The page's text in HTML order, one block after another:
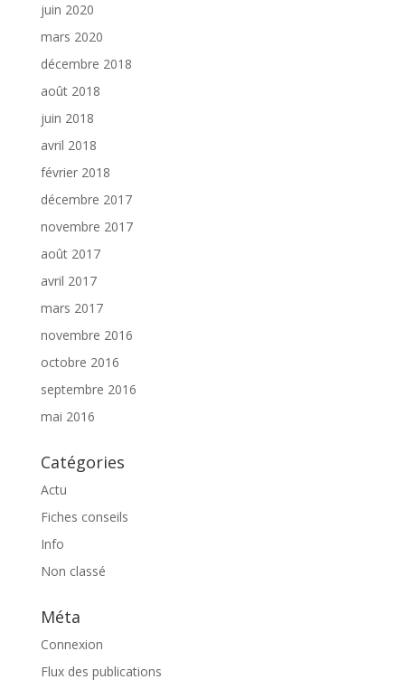
juin 2020
mars 2020
décembre 2018
août 2018
juin 2018
avril 2018
février 2018
décembre 2017
novembre 2017
août 2017
avril 2017
mars 2017
novembre 2016
octobre 2016
septembre 2016
mai 2016
Catégories
Actu
Fiches conseils
Info
Non classé
Méta
Connexion
Flux des publications